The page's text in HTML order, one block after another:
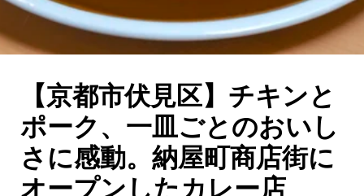
SERIES
CULTURE
ABOUT US
Instagram
【京都市伏見区】チキンと
ポーク、一皿ごとのおいし
さに感動。納屋町商店街に
オープンしたカレー店